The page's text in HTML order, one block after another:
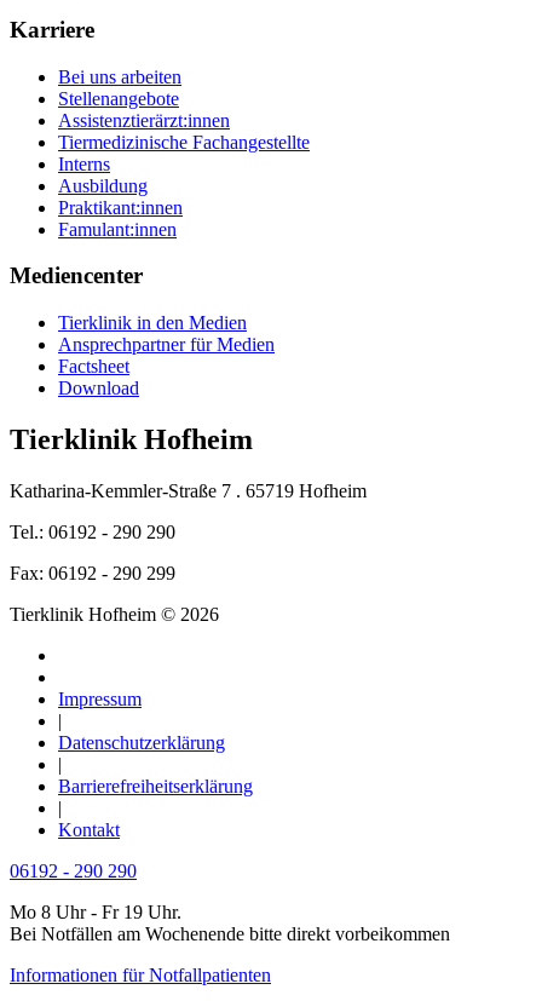
Karriere
Bei uns arbeiten
Stellenangebote
Assistenztierärzt:innen
Tiermedizinische Fachangestellte
Interns
Ausbildung
Praktikant:innen
Famulant:innen
Mediencenter
Tierklinik in den Medien
Ansprechpartner für Medien
Factsheet
Download
Tierklinik Hofheim
Katharina-Kemmler-Straße 7 . 65719 Hofheim
Tel.: 06192 - 290 290
Fax: 06192 - 290 299
Tierklinik Hofheim © 2026
Impressum
|
Datenschutzerklärung
|
Barrierefreiheitserklärung
|
Kontakt
06192 - 290 290
Mo 8 Uhr - Fr 19 Uhr.
Bei Notfällen am Wochenende bitte direkt vorbeikommen
Informationen für Notfallpatienten